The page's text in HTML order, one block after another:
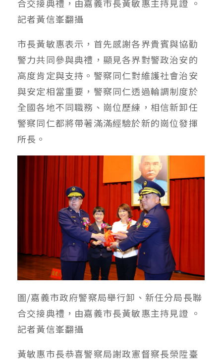
合交接典禮，由嘉義市長黃敏惠主持見證 。
記者黃信峯翻攝
市長黃敏惠表示，首先感謝各界貴賓與協勤
警力共同參與典禮，顯見各界對警政治安的
高度肯定與支持。警察同仁對維護社會治安
與安定相當重要，警察同仁透過輪調制度於
全國各地不同職務、崗位歷練，相信新卸任
警察同仁都將帶著滿滿經驗於新的崗位發揮
所長。
圖/嘉義市政府警察局舉行卸、新任分局長聯
合交接典禮，由嘉義市長黃敏惠主持見證 。
記者黃信峯翻攝
黃敏惠市長恭喜警察局謝政憲督察長榮陞臺